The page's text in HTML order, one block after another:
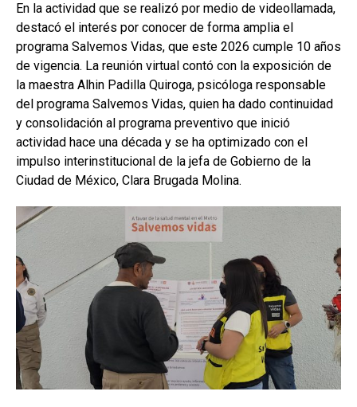
En la actividad que se realizó por medio de videollamada,
destacó el interés por conocer de forma amplia el
programa Salvemos Vidas, que este 2026 cumple 10 años
de vigencia. La reunión virtual contó con la exposición de
la maestra Alhin Padilla Quiroga, psicóloga responsable
del programa Salvemos Vidas, quien ha dado continuidad
y consolidación al programa preventivo que inició
actividad hace una década y se ha optimizado con el
impulso interinstitucional de la jefa de Gobierno de la
Ciudad de México, Clara Brugada Molina.